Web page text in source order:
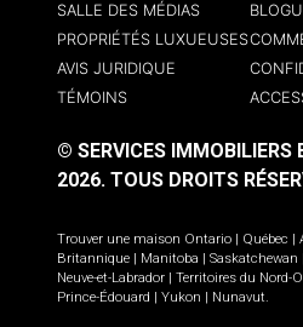
SALLE DES MÉDIAS
PROPRIÉTÉS LUXUEUSES
AVIS JURIDIQUE
TÉMOINS
© SERVICES IMMOBILIERS
2026. TOUS DROITS
Trouver une maison Ontario Québec
Britannique
Manitoba Saskatchewan
Neuve-et-Labrador
Territoires du Nord-
Prince-Édouard
Yukon Nunavut.